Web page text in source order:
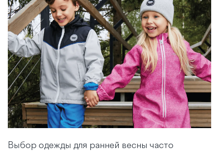
Выбор одежды для ранней весны часто